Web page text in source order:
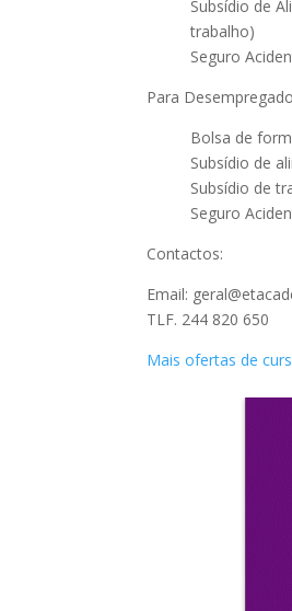
Subsídio de
trabalho)
Seguro
Para
Bolsa de
Subsídio de
Subsídio de
Seguro
Contactos:
Email:
TLF. 244 820 650
Mais ofertas de